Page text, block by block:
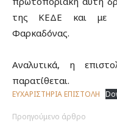
της ΚΕΔΕ και με
Φαρκαδόνας.
Αναλυτικά, η
παρατίθεται.
ΕΥΧΑΡΙΣΤΗΡΙΑ ΕΠΙΣΤΟΛΗ
Προηγούμενο άρθρο